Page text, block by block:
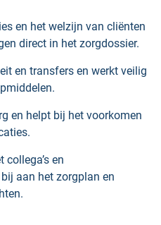
en het welzijn van cliënten
direct in het zorgdossier.
en transfers en werkt veilig
en helpt bij het voorkomen
en
aan het zorgplan en